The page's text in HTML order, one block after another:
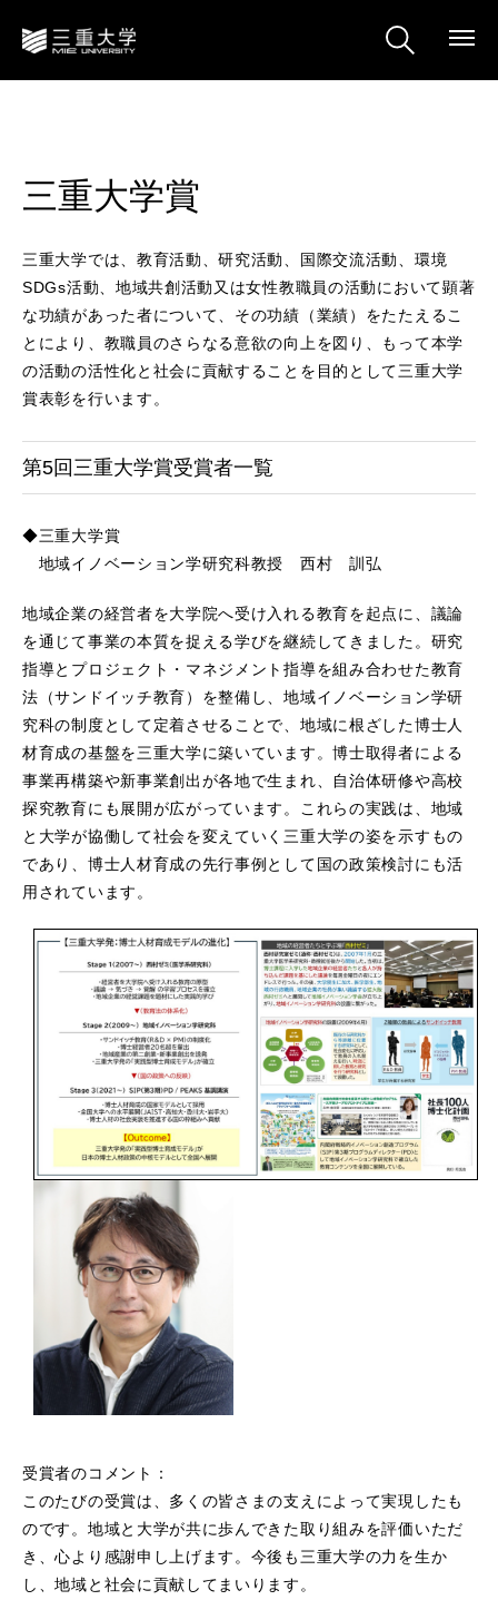
三重大学賞
三重大学では、教育活動、研究活動、国際交流活動、環境
SDGs活動、地域共創活動又は女性教職員の活動において顕著
な功績があった者について、その功績（業績）をたたえるこ
とにより、教職員のさらなる意欲の向上を図り、もって本学
の活動の活性化と社会に貢献することを目的として三重大学
賞表彰を行います。
第5回三重大学賞受賞者一覧
◆三重大学賞
地域イノベーション学研究科教授 西村 訓弘
地域企業の経営者を大学院へ受け入れる教育を起点に、議論
を通じて事業の本質を捉える学びを継続してきました。研究
指導とプロジェクト・マネジメント指導を組み合わせた教育
法（サンドイッチ教育）を整備し、地域イノベーション学研
究科の制度として定着させることで、地域に根ざした博士人
材育成の基盤を三重大学に築いています。博士取得者による
事業再構築や新事業創出が各地で生まれ、自治体研修や高校
探究教育にも展開が広がっています。これらの実践は、地域
と大学が協働して社会を変えていく三重大学の姿を示すもの
であり、博士人材育成の先行事例として国の政策検討にも活
用されています。
受賞者のコメント：
このたびの受賞は、多くの皆さまの支えによって実現したも
のです。地域と大学が共に歩んできた取り組みを評価いただ
き、心より感謝申し上げます。今後も三重大学の力を生か
し、地域と社会に貢献してまいります。